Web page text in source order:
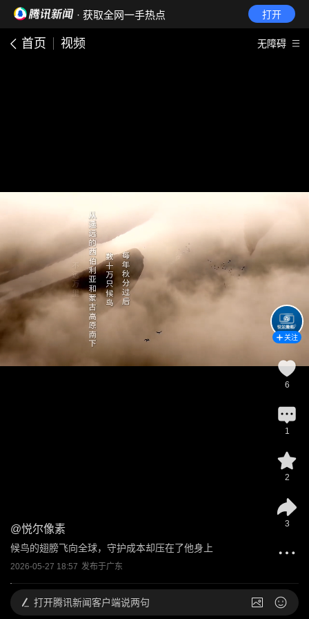
· 获取全网一手热点 打开
首页 视频 无障碍
@悦尔像素
候鸟的翅膀飞向全球，守护成本却压在了他身上
2026-05-27 18:57 发布于广东
关注
6
1
2
3
打开腾讯新闻客户端说两句